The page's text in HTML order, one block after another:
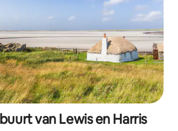
van Lewis en Harris